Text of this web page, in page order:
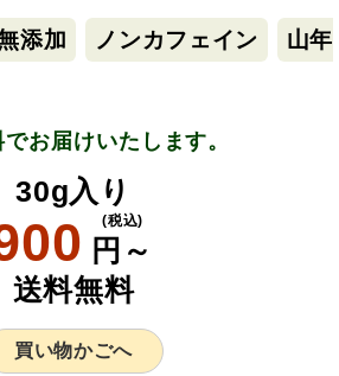
添加 ノンカフェイン
山年
お届けいたします。
30g入り
円～
(税込)
送料無料
買い物かごへ